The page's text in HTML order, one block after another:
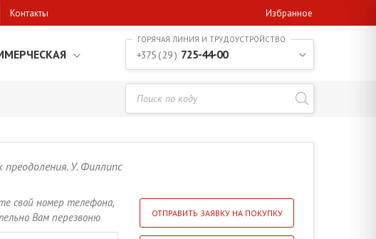
Контакты Избранное
+375 ( 29 ) 725-44-00
У. Филлипс
свой номер телефона,
Вам перезвоню
ОТПРАВИТЬ ЗАЯВКУ НА ПОКУПКУ